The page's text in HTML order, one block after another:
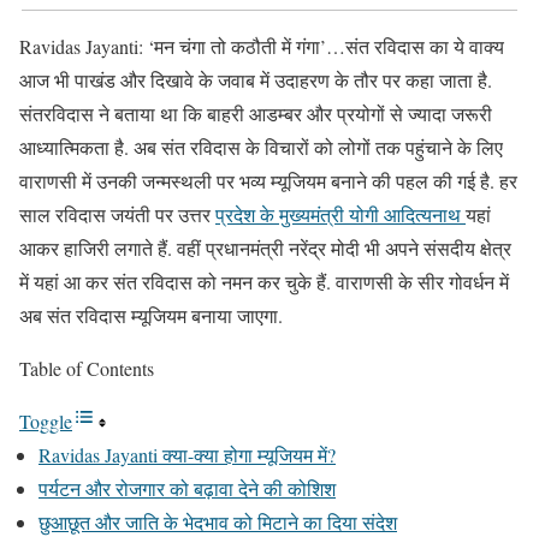
Ravidas Jayanti: ‘मन चंगा तो कठौती में गंगा’…संत रविदास का ये वाक्य
आज भी पाखंड और दिखावे के जवाब में उदाहरण के तौर पर कहा जाता है.
संतरविदास ने बताया था कि बाहरी आडम्बर और प्रयोगों से ज्यादा जरूरी
आध्यात्मिकता है. अब संत रविदास के विचारों को लोगों तक पहुंचाने के लिए
वाराणसी में उनकी जन्मस्थली पर भव्य म्यूजियम बनाने की पहल की गई है. हर
साल रविदास जयंती पर उत्तरप्रदेश के मुख्यमंत्री योगी आदित्यनाथयहां
आकर हाजिरी लगाते हैं. वहीं प्रधानमंत्री नरेंद्र मोदी भी अपने संसदीय क्षेत्र
में यहां आ कर संत रविदास को नमन कर चुके हैं. वाराणसी के सीर गोवर्धन में
अब संत रविदास म्यूजियम बनाया जाएगा.
Table of Contents
Toggle
Ravidas Jayanti क्या-क्या होगा म्यूजियम में?
पर्यटन और रोजगार को बढ़ावा देने की कोशिश
छुआछूत और जाति के भेदभाव को मिटाने का दिया संदेश